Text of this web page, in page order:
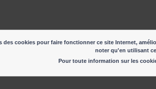
des cookies pour faire fonctionner ce site Internet,
noter qu'en utilisant
Pour toute information sur les